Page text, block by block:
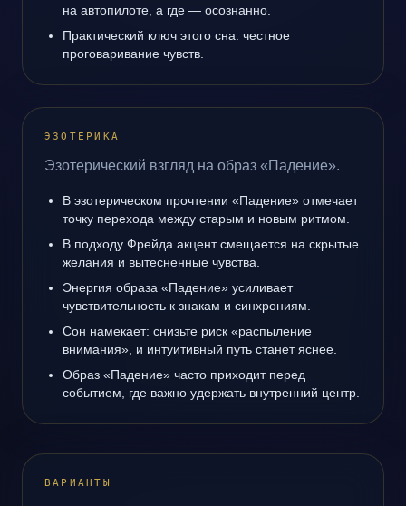
на автопилоте, а где — осознанно.
Практический ключ этого сна: честное
проговаривание чувств.
ЭЗОТЕРИКА
Эзотерический взгляд на образ «Падение».
В эзотерическом прочтении «Падение» отмечает
точку перехода между старым и новым ритмом.
В подходу Фрейда акцент смещается на скрытые
желания и вытесненные чувства.
Энергия образа «Падение» усиливает
чувствительность к знакам и синхрониям.
Сон намекает: снизьте риск «распыление
внимания», и интуитивный путь станет яснее.
Образ «Падение» часто приходит перед
событием, где важно удержать внутренний центр.
ВАРИАНТЫ